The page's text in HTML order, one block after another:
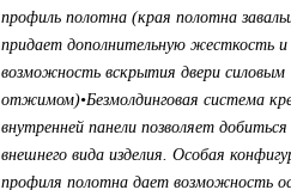
профиль полотна (края полотна
придает дополнительную жесткость
возможность вскрытия двери силовым
отжимом)•Безмолдинговая система
внутренней панели позволяет добиться
внешнего вида изделия. Особая
профиля полотна дает возможность